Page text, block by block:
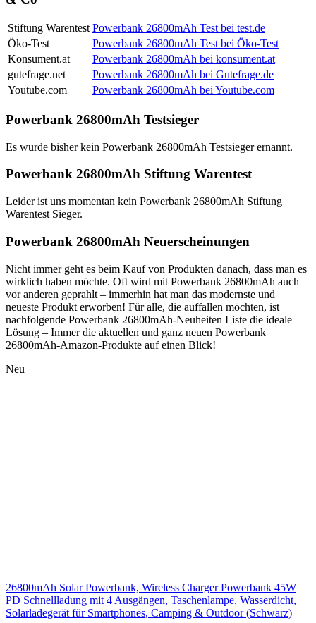
Stiftung Warentest Powerbank 26800mAh Test bei test.de
Öko-Test
Powerbank 26800mAh Test bei Öko-Test
Konsument.at
Powerbank 26800mAh bei konsument.at
gutefrage.net
Powerbank 26800mAh bei Gutefrage.de
Youtube.com
Powerbank 26800mAh bei Youtube.com
Powerbank 26800mAh Testsieger
Es wurde bisher kein Powerbank 26800mAh Testsieger ernannt.
Powerbank 26800mAh Stiftung Warentest
Leider ist uns momentan kein Powerbank 26800mAh Stiftung
Warentest Sieger.
Powerbank 26800mAh Neuerscheinungen
Nicht immer geht es beim Kauf von Produkten danach, dass man es
wirklich haben möchte. Oft wird mit Powerbank 26800mAh auch
vor anderen geprahlt – immerhin hat man das modernste und
neueste Produkt erworben! Für alle, die auffallen möchten, ist
nachfolgende Powerbank 26800mAh-Neuheiten Liste die ideale
Lösung – Immer die aktuellen und ganz neuen Powerbank
26800mAh-Amazon-Produkte auf einen Blick!
Neu
26800mAh Solar Powerbank, Wireless Charger Powerbank 45W
PD Schnellladung mit 4 Ausgängen, Taschenlampe, Wasserdicht,
Solarladegerät für Smartphones, Camping & Outdoor (Schwarz)